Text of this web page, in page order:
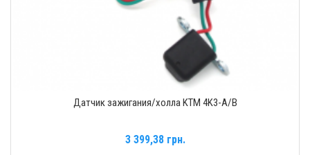
Датчик зажигания/холла KTM 4K3-A/B
3 399,38 грн.